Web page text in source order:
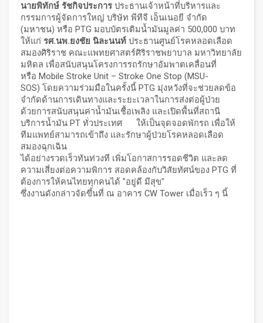
นายพิทักษ์ รัชกิจประการ ประธานเจ้าหน้าที่บริหารและ
กรรมการผู้จัดการใหญ่ บริษัท พีทีจี เอ็นเนอยี จำกัด
(มหาชน) หรือ PTG มอบบัตรเติมน้ำมันมูลค่า 500,000 บาท
ให้แก่ รศ.นพ.ยงชัย นิละนนท์ ประธานศูนย์โรคหลอดเลือด
สมองศิริราช คณะแพทยศาสตร์ศิริราชพยาบาล มหาวิทยาลัย
มหิดล เพื่อสนับสนุนโครงการรถรักษาอัมพาตเคลื่อนที่
หรือ Mobile Stroke Unit – Stroke One Stop (MSU-
SOS) โดยความร่วมมือในครั้งนี้ PTG มุ่งหวังที่จะช่วยลดข้อ
จำกัดด้านการเดินทางและระยะเวลาในการส่งต่อผู้ป่วย
ด้วยการสนับสนุนค่าน้ำมันเชื้อเพลิง และเปิดพื้นที่สถานี
บริการน้ำมัน PT ทั่วประเทศ ให้เป็นจุดจอดพักรถ เพื่อให้
ทีมแพทย์สามารถเข้าถึง และรักษาผู้ป่วยโรคหลอดเลือด
สมองฉุกเฉิน
ได้อย่างรวดเร็วทันท่วงที เพิ่มโอกาสการรอดชีวิต และลด
ความเสี่ยงต่อความพิการ สอดคล้องกับวิสัยทัศน์ของ PTG ที่
ต้องการให้คนไทยทุกคนได้ "อยู่ดี มีสุข"
ซึ่งงานดังกล่าวจัดขึ้นที่ ณ อาคาร CW Tower เมื่อเร็ว ๆ นี้